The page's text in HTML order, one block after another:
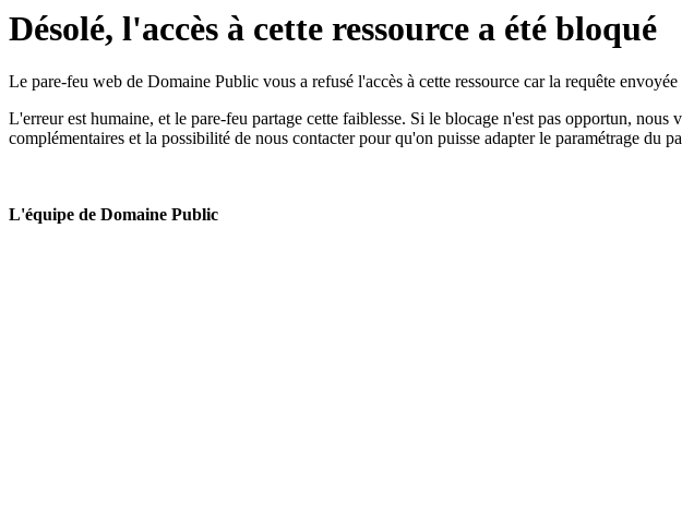
Désolé, l'accès à cette ressource a été bloqué
Le pare-feu web de Domaine Public vous a refusé l'accès à cette ressource car la requête
L'erreur est humaine, et le pare-feu partage cette faiblesse. Si le blocage n'est pas opportun, nous
complémentaires et la possibilité de nous contacter pour qu'on puisse adapter le paramétrage du
L'équipe de Domaine Public